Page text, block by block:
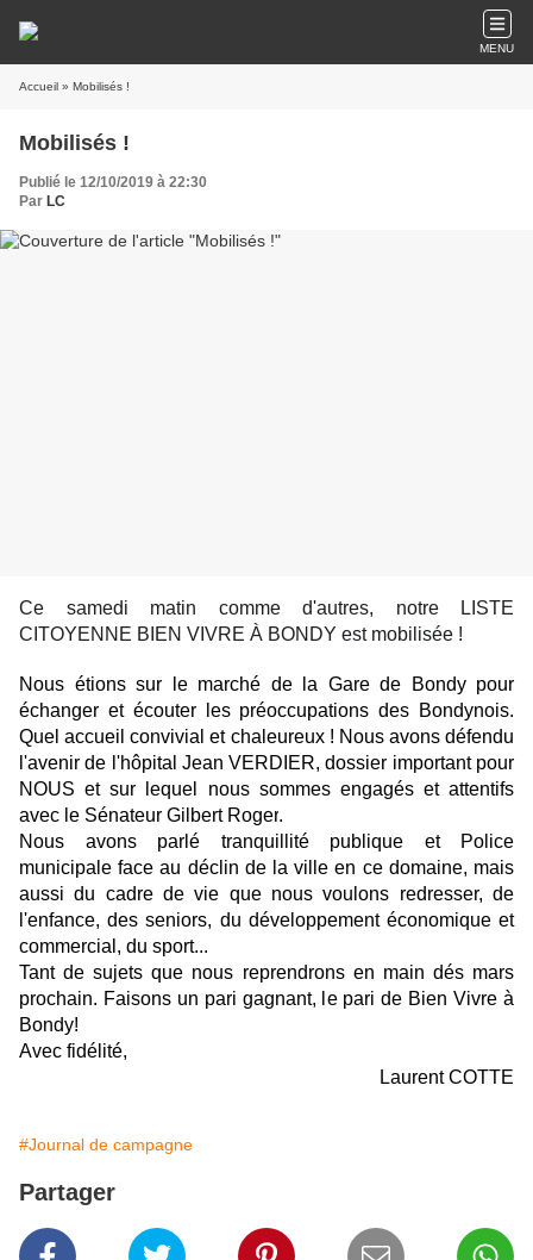
MENU
Accueil » Mobilisés !
Mobilisés !
Publié le 12/10/2019 à 22:30
Par LC
Ce samedi matin comme d'autres, notre LISTE
CITOYENNE BIEN VIVRE À BONDY est mobilisée !
Nous étions sur le marché de la Gare de Bondy pour
échanger et écouter les préoccupations des Bondynois.
Quel accueil convivial et chaleureux ! Nous avons défendu
l'avenir de l'hôpital Jean VERDIER, dossier important pour
NOUS et sur lequel nous sommes engagés et attentifs
avec le Sénateur Gilbert Roger.
Nous avons parlé tranquillité publique et Police
municipa le face au déclin de la ville en ce domaine, mais
aussi du cadre de vie que nous voulons redresser, de
l'enfance, des seniors, du développement économique et
commercial, du sport...
Tant de sujets que nous reprendrons en main dés mars
prochain. Faisons un pari gagnant, le pari de Bien Vivre à
Bondy!
Avec fidélité,
Laurent COTTE
#Journal de campagne
Partager